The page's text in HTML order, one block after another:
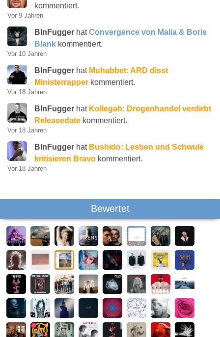
kommentiert.
Vor 9 Jahren
BlnFugger hatConvergence von Malia & Boris
Blank kommentiert.
Vor 10 Jahren
BlnFugger hat Muhabbet: ARD disst
Ministerrapper kommentiert.
Vor 18 Jahren
BlnFugger hat Kollegah: Drogenhandel verdirbt
Releasedate kommentiert.
Vor 18 Jahren
BlnFugger hat Bushido: Lesben und Schwule
kritisieren Bravo kommentiert.
Vor 18 Jahren
Bewertet